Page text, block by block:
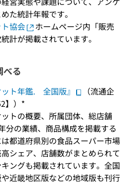
た統計年報です。
協会
ホームページ内「販売
計が掲載されています。
べる
ット年鑑. 全国版』
（流通企
】）*
トの概要、所属団体、総店舗
分の業績、商品構成を掲載する
都道府県別の食品スーパー市場
シェア、店舗数がまとめられて
ングも掲載されています。全国
近畿地区版などの地域版も刊行